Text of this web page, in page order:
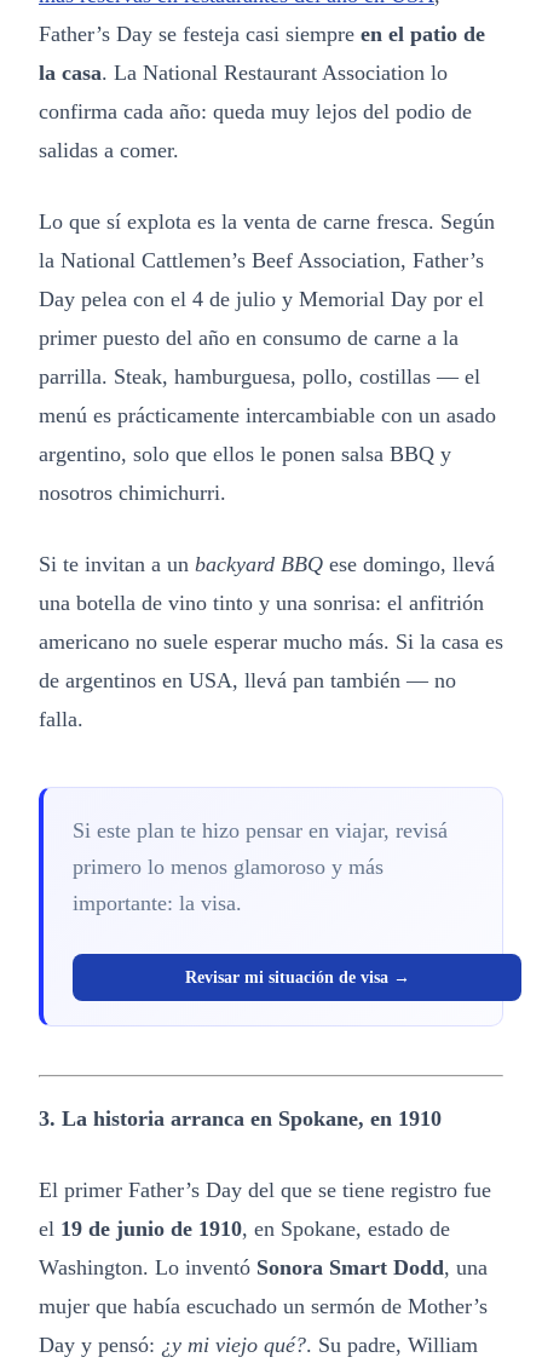
Father’s Day se festeja casi siempre en el patio de
la casa. La National Restaurant Association lo
confirma cada año: queda muy lejos del podio de
salidas a comer.
Lo que sí explota es la venta de carne fresca. Según
la National Cattlemen’s Beef Association, Father’s
Day pelea con el 4 de julio y Memorial Day por el
primer puesto del año en consumo de carne a la
parrilla. Steak, hamburguesa, pollo, costillas — el
menú es prácticamente intercambiable con un asado
argentino, solo que ellos le ponen salsa BBQ y
nosotros chimichurri.
Si te invitan a un backyard BBQ ese domingo, llevá
una botella de vino tinto y una sonrisa: el anfitrión
americano no suele esperar mucho más. Si la casa es
de argentinos en USA, llevá pan también — no
falla.
Si este plan te hizo pensar en viajar, revisá
primero lo menos glamoroso y más
importante: la visa.
Revisar mi situación de visa →
3. La historia arranca en Spokane, en 1910
El primer Father’s Day del que se tiene registro fue
el 19 de junio de 1910, en Spokane, estado de
Washington. Lo inventó Sonora Smart Dodd, una
mujer que había escuchado un sermón de Mother’s
Day y pensó: ¿y mi viejo qué?. Su padre, William